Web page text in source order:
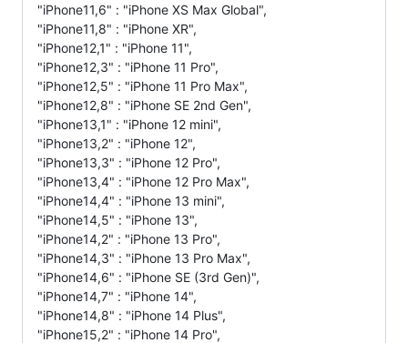
"iPhone11,6" : "iPhone XS Max Global",
"iPhone11,8" : "iPhone XR",
"iPhone12,1" : "iPhone 11",
"iPhone12,3" : "iPhone 11 Pro",
"iPhone12,5" : "iPhone 11 Pro Max",
"iPhone12,8" : "iPhone SE 2nd Gen",
"iPhone13,1" : "iPhone 12 mini",
"iPhone13,2" : "iPhone 12",
"iPhone13,3" : "iPhone 12 Pro",
"iPhone13,4" : "iPhone 12 Pro Max",
"iPhone14,4" : "iPhone 13 mini",
"iPhone14,5" : "iPhone 13",
"iPhone14,2" : "iPhone 13 Pro",
"iPhone14,3" : "iPhone 13 Pro Max",
"iPhone14,6" : "iPhone SE (3rd Gen)",
"iPhone14,7" : "iPhone 14",
"iPhone14,8" : "iPhone 14 Plus",
"iPhone15,2" : "iPhone 14 Pro",